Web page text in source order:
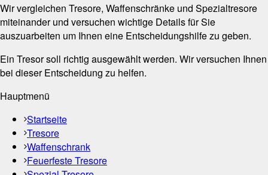
Wir vergleichen Tresore, Waffenschränke und Spezialtresore
miteinander und versuchen wichtige Details für Sie
auszuarbeiten um Ihnen eine Entscheidungshilfe zu geben.
Ein Tresor soll richtig ausgewählt werden. Wir versuchen Ihnen
bei dieser Entscheidung zu helfen.
Hauptmenü
Startseite
Tresore
Waffenschrank
Feuerfeste Tresore